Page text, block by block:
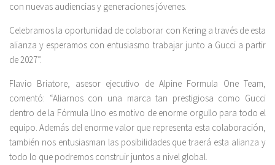
con nuevas audiencias y generaciones jóvenes.
Celebramos la oportunidad de colaborar con Kering a través de esta
alianza y esperamos con entusiasmo trabajar junto a Gucci a partir
de 2027”.
Flavio Briatore, asesor ejecutivo de Alpine Formula One Team,
comentó: “Aliarnos con una marca tan prestigiosa como Gucci
dentro de la Fórmula Uno es motivo de enorme orgullo para todo el
equipo. Además del enorme valor que representa esta colaboración,
también nos entusiasman las posibilidades que traerá esta alianza y
todo lo que podremos construir juntos a nivel global.